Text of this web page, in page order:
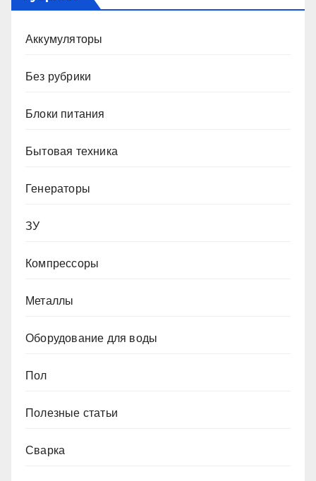
Аккумуляторы
Без рубрики
Блоки питания
Бытовая техника
Генераторы
ЗУ
Компрессоры
Металлы
Оборудование для воды
Пол
Полезные статьи
Сварка